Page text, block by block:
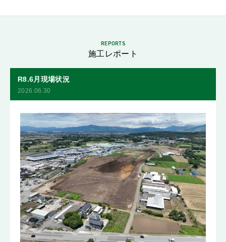
REPORTS
施工レポート
R8.6月現場状況
2026.06.30